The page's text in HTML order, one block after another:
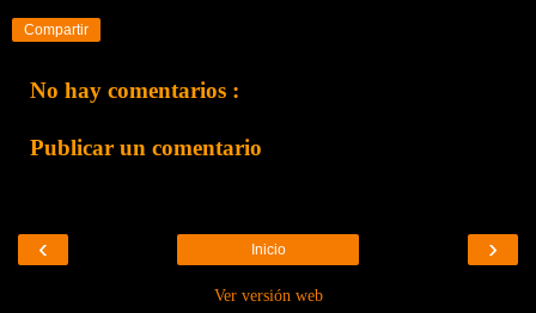
Compartir
No hay comentarios :
Publicar un comentario
‹ ›
Inicio
Ver versión web